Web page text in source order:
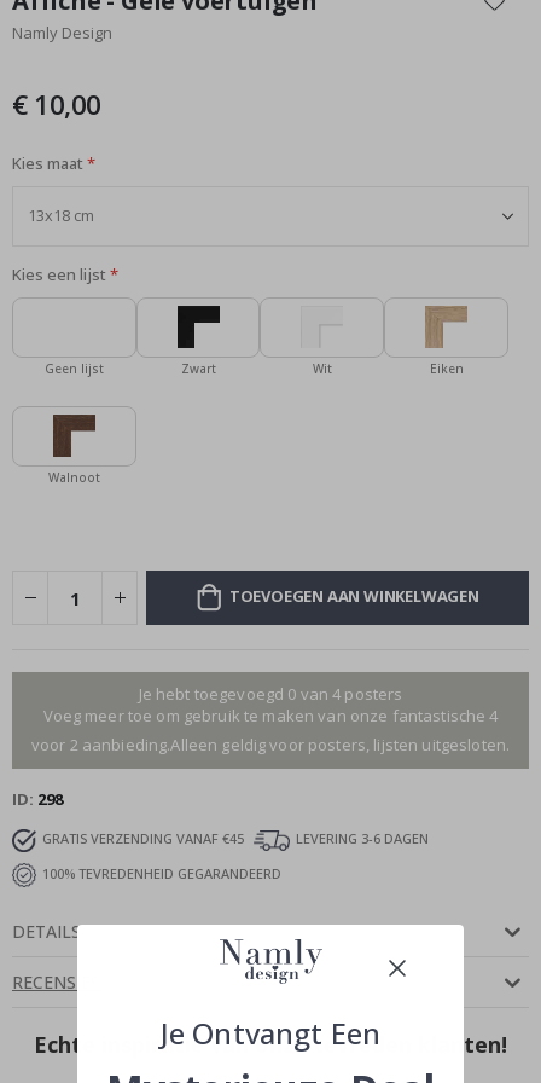
het
begin
afbeeldingen-
Namly Design
€ 10,00
Kies maat
Kies een lijst
Geen lijst Zwart Wit Eiken
Walnoot
TOEVOEGEN AAN WINKELWAGEN
Je hebt toegevoegd 0 van 4 posters
Voeg meer toe om gebruik te maken van onze fantastische 4
voor 2 aanbieding.Alleen geldig voor posters, lijsten uitgesloten.
ID 298
GRATIS VERZENDING VANAF €45
LEVERING 3-6 DAGEN
100% TEVREDENHEID GEGARANDEERD
DETAILS
RECENSIES
Echte inspiratie van onze tevreden klanten!
Je Ontvangt Een